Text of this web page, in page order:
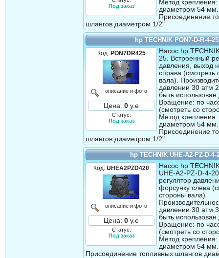
Под заказ
Метод
диаметром 54 мм.
Присоединение
шлангов диаметром 1/2"
hp TECHNIK PON7-D-R-4-25
Код: PON7DR425
описание и фото
Цена: 0 у.е
Статус:
Под заказ
Насос hp
25. Встроенный
давления, выход
справа (смотреть
вала).
давлении 30 атм
быть
Вращение: по
(смотреть со
Метод
диаметром 54 мм.
Присоединение
шлангов диаметром 1/2"
hp TECHNIK UHE-A2-PZ-D-4-
Код:UHEA2PZD420
описание и фото
Цена: 0 у.е
Статус:
Под заказ
Насос hp
UHE-A2-PZ-D-4-
регулятор
форсунку слева
стороны вала).
давлении 30 атм
быть
Вращение: по
(смотреть со
Метод
диаметром 54 мм.
Присоединение топливных шлангов